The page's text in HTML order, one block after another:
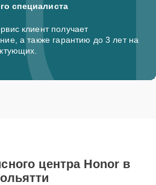
специалиста
клиент получает
а также гарантию до 3 лет на
центра Honor в